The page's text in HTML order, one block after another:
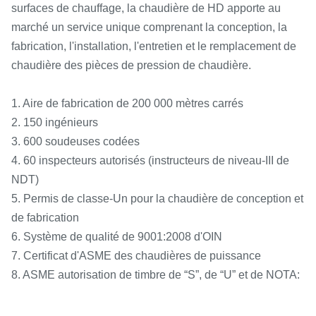
surfaces de chauffage, la chaudière de HD apporte au
marché un service unique comprenant la conception, la
fabrication, l'installation, l'entretien et le remplacement de
chaudière des pièces de pression de chaudière.
1. Aire de fabrication de 200 000 mètres carrés
2. 150 ingénieurs
3. 600 soudeuses codées
4. 60 inspecteurs autorisés (instructeurs de niveau-III de
NDT)
5. Permis de classe-Un pour la chaudière de conception et
de fabrication
6. Système de qualité de 9001:2008 d'OIN
7. Certificat d'ASME des chaudières de puissance
8. ASME autorisation de timbre de “S”, de “U” et de NOTA: